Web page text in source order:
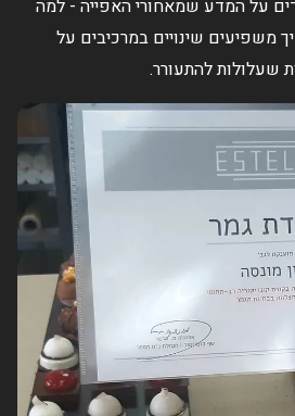
על המדע שמאחורי האפייה - למה
משפיעים שינויים במרכיבים על
שעלולות להתעורר.